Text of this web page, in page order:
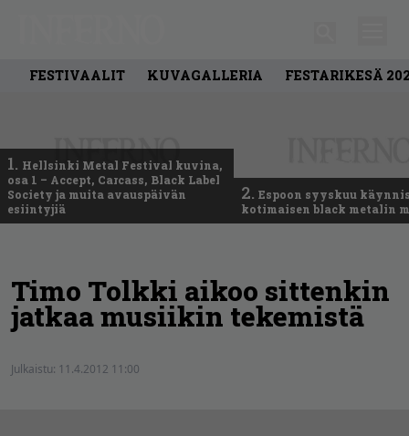
FESTIVAALIT KUVAGALLERIA FESTARIKESÄ
1. Hellsinki Metal Festival kuvina,
osa 1 – Accept, Carcass, Black Label
Society ja muita avauspäivän
esiintyjiä
2. Espoon syyskuu
kotimaisen black metalin
Timo Tolkki aikoo sittenkin
jatkaa musiikin tekemistä
Julkaistu: 11.4.2012 11:00